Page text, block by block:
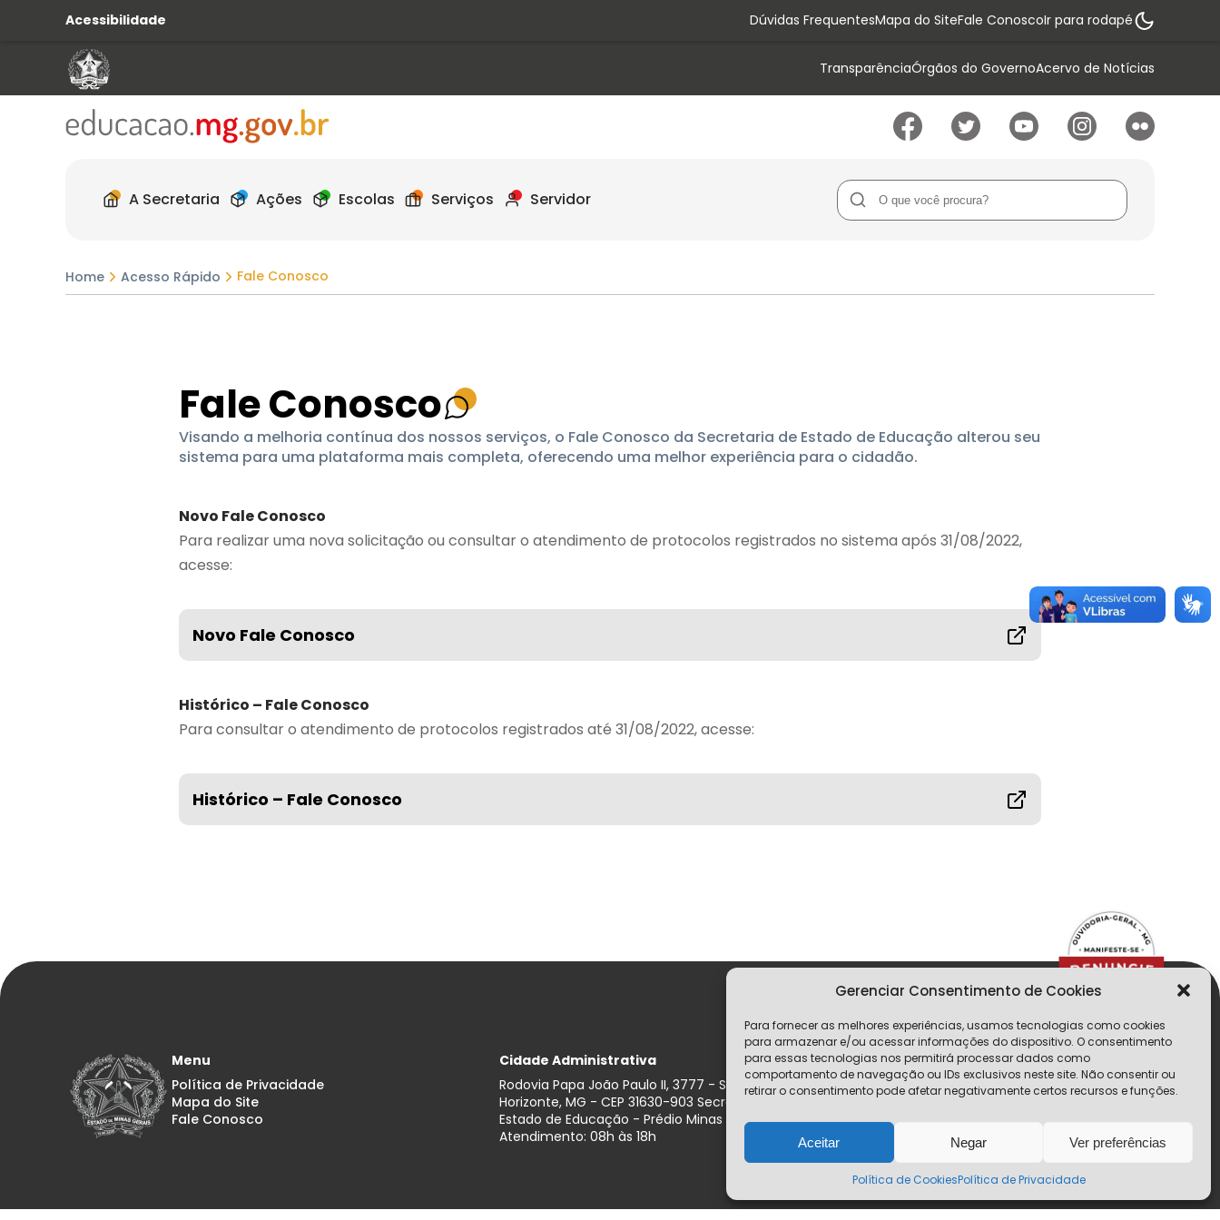
Gerenciar Consentimento de Cookies
Para fornecer as melhores experiências, usamos tecnologias como cookies
para armazenar e/ou acessar informações do dispositivo. O consentimento
para essas tecnologias nos permitirá processar dados como
comportamento de navegação ou IDs exclusivos neste site. Não consentir ou
retirar o consentimento pode afetar negativamente certos recursos e funções.
Aceitar Negar Ver preferências
Política de CookiesPolítica de Privacidade
Acessibilidade Dúvidas FrequentesMapa do SiteFale ConoscoIr para rodapé
TransparênciaÓrgãos do GovernoAcervo de Notícias
A Secretaria Ações Escolas Serviços Servidor
Home Acesso Rápido Fale Conosco
Fale Conosco
Visando a melhoria contínua dos nossos serviços, o Fale Conosco da Secretaria de Estado de Educação alterou seu
sistema para uma plataforma mais completa, oferecendo uma melhor experiência para o cidadão.
Novo Fale Conosco
Para realizar uma nova solicitação ou consultar o atendimento de protocolos registrados no sistema após 31/08/2022,
acesse:
Novo Fale Conosco
Histórico – Fale Conosco
Para consultar o atendimento de protocolos registrados até 31/08/2022, acesse:
Histórico – Fale Conosco
Menu
Política de Privacidade
Mapa do Site
Fale Conosco
Cidade Administrativa
Rodovia Papa João Paulo II, 3777 - Serra Verde, Belo
Horizonte, MG - CEP 31630-903 Secretaria do
Estado de Educação - Prédio Minas Horário de
Atendimento: 08h às 18h